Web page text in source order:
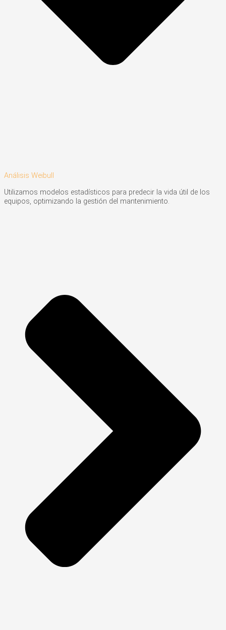
Análisis Weibull
Utilizamos modelos estadísticos para predecir la vida útil de los
equipos, optimizando la gestión del mantenimiento.